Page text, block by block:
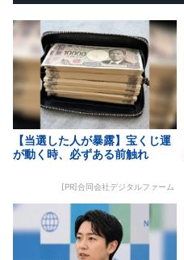
【当選した人が暴露】宝くじ運
が動く時、必ずある前触れ
[PR]合同会社デジタルファーム